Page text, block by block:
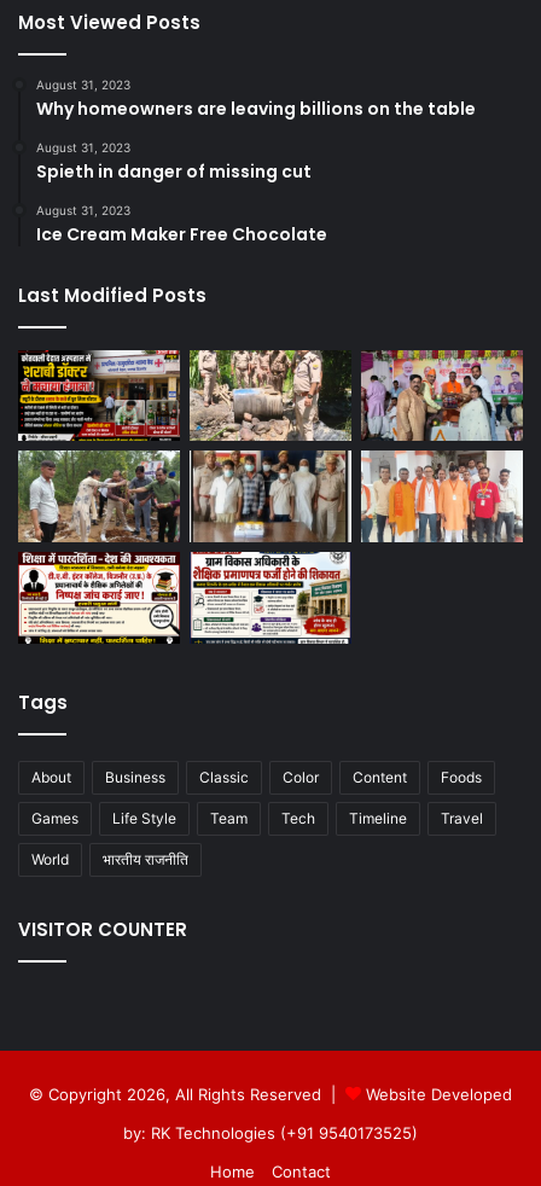
Most Viewed Posts
August 31, 2023
Why homeowners are leaving billions on the table
August 31, 2023
Spieth in danger of missing cut
August 31, 2023
Ice Cream Maker Free Chocolate
Last Modified Posts
Tags
About Business Classic Color Content Foods
Games Life Style Team Tech Timeline Travel
World भारतीय राजनीति
VISITOR COUNTER
© Copyright 2026, All Rights Reserved |
Website Developed
by: RK Technologies (+91 9540173525)
Home
Contact